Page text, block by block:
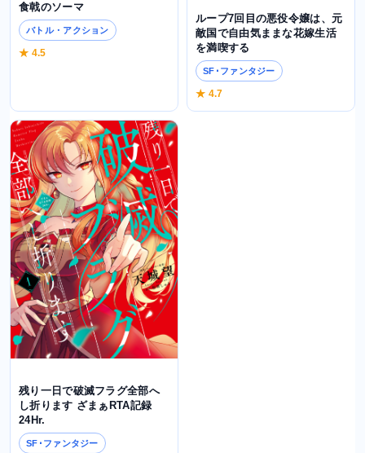
食戟のソーマ
バトル・アクション
★ 4.5
ループ7回目の悪役令嬢は、元
敵国で自由気ままな花嫁生活
を満喫する
SF･ファンタジー
★ 4.7
残り一日で破滅フラグ全部へ
し折ります ざまぁRTA記録
24Hr.
SF･ファンタジー